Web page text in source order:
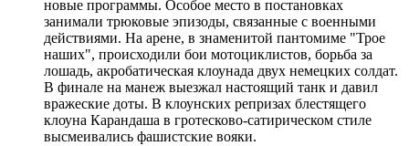
новые программы. Особое место в постановках
занимали трюковые эпизоды, связанные с военными
действиями. На арене, в знаменитой пантомиме "Трое
наших", происходили бои мотоциклистов, борьба за
лошадь, акробатическая клоунада двух немецких солдат.
В финале на манеж выезжал настоящий танк и давил
вражеские доты. В клоунских репризах блестящего
клоуна Карандаша в гротесково-сатирическом стиле
высмеивались фашистские вояки.